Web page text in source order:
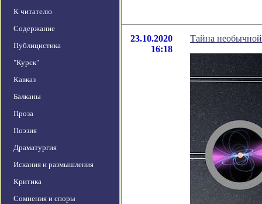
К читателю
Содержание
Публицистика
"Курск"
Кавказ
Балканы
Проза
Поэзия
Драматургия
Искания и размышления
Критика
Сомнения и споры
23.10.2020
16:18
Тайна необычной